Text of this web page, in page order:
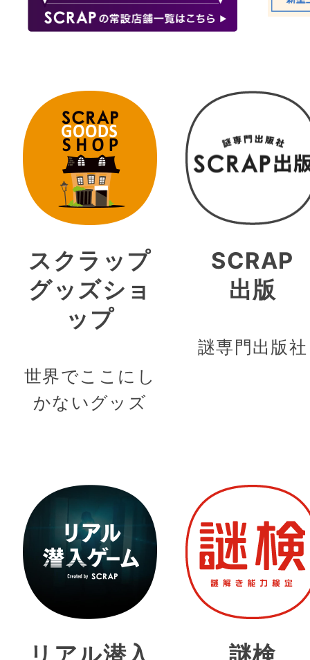
スクラップ
グッズショ
ップ
世界でここにし
かないグッズ
SCRAP
出版
謎専門出版社